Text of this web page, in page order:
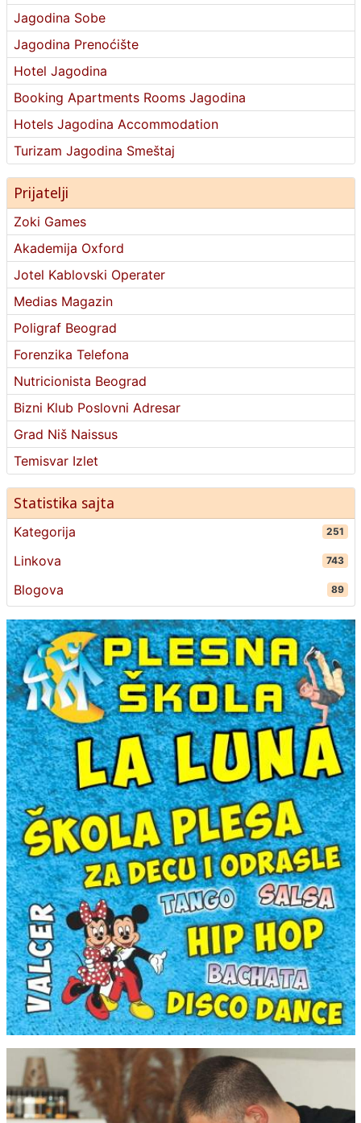
Jagodina Sobe
Jagodina Prenoćište
Hotel Jagodina
Booking Apartments Rooms Jagodina
Hotels Jagodina Accommodation
Turizam Jagodina Smeštaj
Prijatelji
Zoki Games
Akademija Oxford
Jotel Kablovski Operater
Medias Magazin
Poligraf Beograd
Forenzika Telefona
Nutricionista Beograd
Bizni Klub Poslovni Adresar
Grad Niš Naissus
Temisvar Izlet
Statistika sajta
Kategorija 251
Linkova 743
Blogova 89